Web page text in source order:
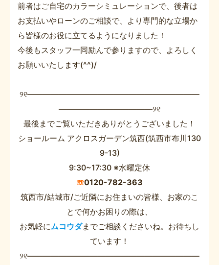
前者はご自宅のカラーシミュレーションで、後者は
お支払いやローンのご相談で、より専門的な立場か
ら皆様のお役に立てるようになりました！
今後もスタッフ一同励んで参りますので、よろしく
お願いいたします(^^)/
୨୧――――――――――――――――――――――
――――――――――――୨୧
最後までご覧いただきありがとうございました！
ショールーム アクロスガーデン筑西(筑西市布川130
9-13)
9:30~17:30 ※水曜定休
☏0120-782-363
筑西市/結城市/ご近隣にお住まいの皆様、お家のこ
とで何かお困りの際は、
お気軽にムコウダまでご相談くださいね。お待ちし
ています！
୨୧――――――――――――――――――――――